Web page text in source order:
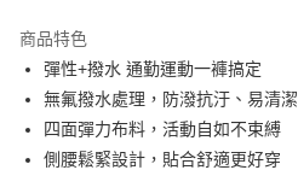
Apple Pay
悠遊付
Google Pay
商品特色
彈性+撥水 通勤運動一褲搞定
無氟撥水處理，防潑抗汙、易清潔
四面彈力布料，活動自如不束縛
側腰鬆緊設計，貼合舒適更好穿